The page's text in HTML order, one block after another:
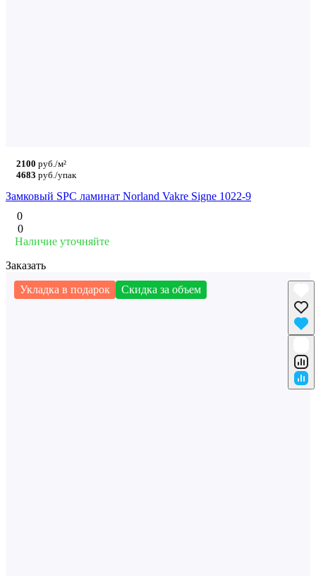
2100 руб./м²
4683 руб./упак
Замковый SPC ламинат Norland Vakre Signe 1022-9
0
0
Наличие уточняйте
Заказать
Укладка в подарок
Скидка за объем